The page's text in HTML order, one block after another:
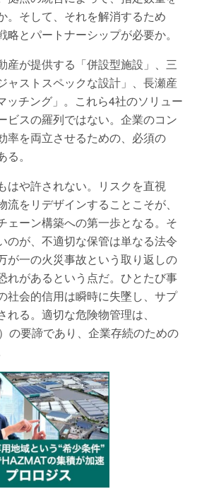
。そして、それを解消するため
とパートナーシップが必要か。
産が提供する「併設型施設」、三
ャストスペックな設計」、長瀬産
ッチング」。これら4社のソリュー
ビスの羅列ではない。企業のコン
率を両立させるための、必須の
。
はや許されない。リスクを直視
流をリデザインすることこそが、
ェーン構築への第一歩となる。そ
のが、不適切な保管は単なる法令
が一の火災事故という取り返しの
れがあるという点だ。ひとたび事
社会的信用は瞬時に失墜し、サプ
る。適切な危険物管理は、
の要諦であり、企業存続のための